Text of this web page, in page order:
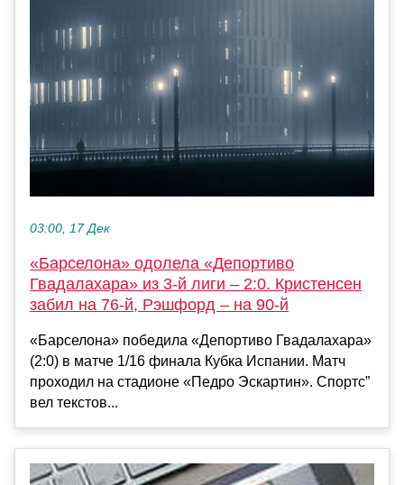
03:00, 17 Дек
«Барселона» одолела «Депортиво
Гвадалахара» из 3-й лиги – 2:0. Кристенсен
забил на 76-й, Рэшфорд – на 90-й
«Барселона» победила «Депортиво Гвадалахара»
(2:0) в матче 1/16 финала Кубка Испании. Матч
проходил на стадионе «Педро Эскартин». Спортс”
вел текстов...